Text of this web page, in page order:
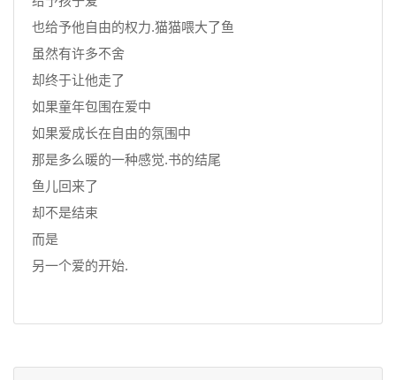
也给予他自由的权力.猫猫喂大了鱼
虽然有许多不舍
却终于让他走了
如果童年包围在爱中
如果爱成长在自由的氛围中
那是多么暖的一种感觉.书的结尾
鱼儿回来了
却不是结束
而是
另一个爱的开始.